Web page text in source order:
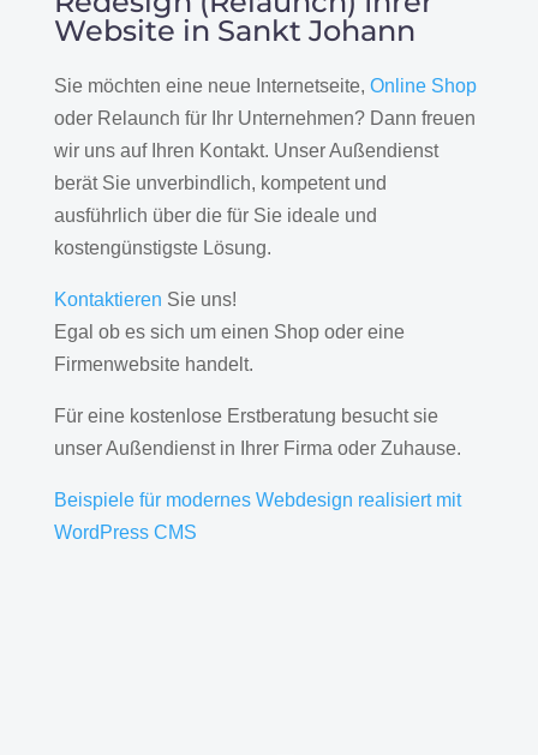
Website in Sankt Johann
Sie möchten eine neue Internetseite, Online Shop
oder Relaunch für Ihr Unternehmen? Dann freuen
wir uns auf Ihren Kontakt. Unser Außendienst
berät Sie unverbindlich, kompetent und
ausführlich über die für Sie ideale und
kostengünstigste Lösung.
Kontaktieren Sie uns!
Egal ob es sich um einen Shop oder eine
Firmenwebsite handelt.
Für eine kostenlose Erstberatung besucht sie
unser Außendienst in Ihrer Firma oder Zuhause.
Beispiele für modernes Webdesign realisiert mit
WordPress CMS